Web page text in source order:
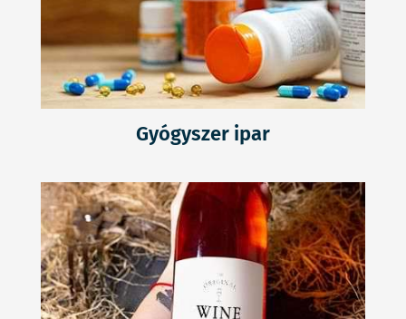
Gyógyszer ipar